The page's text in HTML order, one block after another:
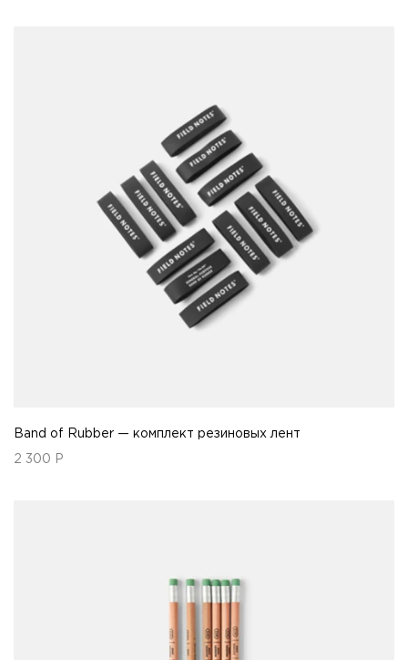
Band of Rubber — комплект резиновых лент
2 300 Р